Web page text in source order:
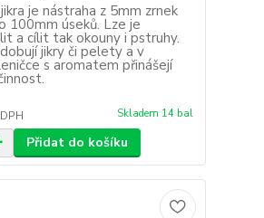
je nástraha z 5mm zrnek
100mm úseků. Lze je
a cílit tak okouny i pstruhy.
jikry či pelety a v
s aromatem přinášejí
Skladem 14 bal
Přidat do košíku